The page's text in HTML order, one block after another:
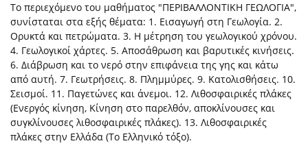
Το περιεχόμενο του μαθήματος "ΠΕΡΙΒΑΛΛΟΝΤΙΚΗ ΓΕΩΛΟΓΙΑ",
συνίσταται στα εξής θέματα: 1. Εισαγωγή στη Γεωλογία. 2.
Ορυκτά και πετρώματα. 3. Η μέτρηση του γεωλογικού χρόνου.
4. Γεωλογικοί χάρτες. 5. Αποσάθρωση και βαρυτικές κινήσεις.
6. Διάβρωση και το νερό στην επιφάνεια της γης και κάτω
από αυτή. 7. Γεωτρήσεις. 8. Πλημμύρες. 9. Κατολισθήσεις. 10.
Σεισμοί. 11. Παγετώνες και άνεμοι. 12. Λιθοσφαιρικές πλάκες
(Ενεργός κίνηση, Κίνηση στο παρελθόν, αποκλίνουσες και
συγκλίνουσες λιθοσφαιρικές πλάκες). 13. Λιθοσφαιρικές
πλάκες στην Ελλάδα (Το Ελληνικό τόξο).